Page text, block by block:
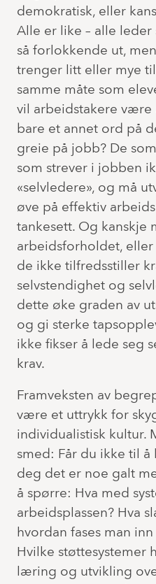
demokratisk, eller
Alle er like – alle leder
så forlokkende ut,
trenger litt eller mye
samme måte som
vil arbeidstakere være
bare et annet ord på
greie på jobb? De
som strever i jobben
«selvledere», og må
øve på effektiv
tankesett. Og kanskje
arbeidsforholdet,
de ikke tilfredsstiller
selvstendighet og
dette øke graden av
og gi sterke
ikke fikser å lede seg
krav.
Framveksten av
være et uttrykk for
individualistisk kultur.
smed: Får du ikke til
deg det er noe galt
å spørre: Hva med
arbeidsplassen? Hva
hvordan fases man
Hvilke støttesystemer
læring og utvikling